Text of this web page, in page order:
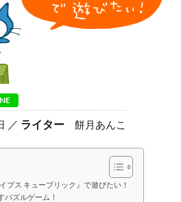
ライター 餅月あんこ
ス キューブリック』で遊びたい！
パズルゲーム！